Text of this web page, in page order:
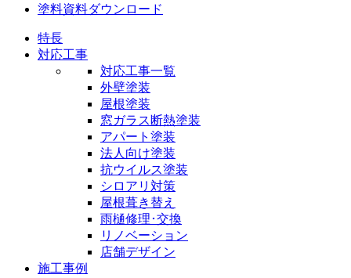
塗料資料ダウンロード
特長
対応工事
対応工事一覧
外壁塗装
屋根塗装
窓ガラス断熱塗装
アパート塗装
法人向け塗装
抗ウイルス塗装
シロアリ対策
屋根葺き替え
雨樋修理･交換
リノベーション
店舗デザイン
施工事例